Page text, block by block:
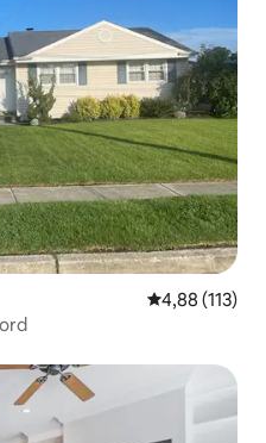
Średnia
4,88 (113)
gości